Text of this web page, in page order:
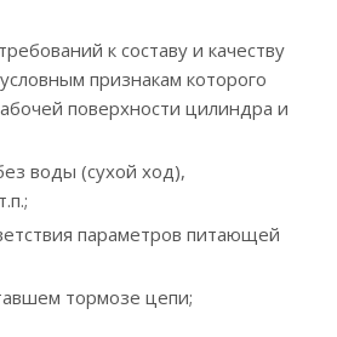
к составу и качеству
признакам которого
поверхности цилиндра и
воды (сухой ход),
параметров питающей
тормозе цепи;